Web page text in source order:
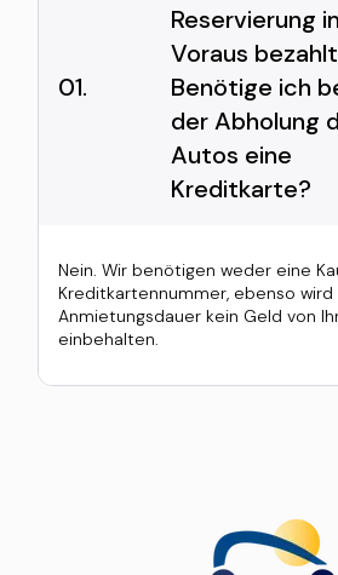
01.
Reservierung
Voraus
Benötige ich
der Abholung
Autos eine
Kreditkarte?
Nein. Wir benötigen weder eine
Kreditkartennummer, ebenso
Anmietungsdauer kein Geld von
einbehalten.